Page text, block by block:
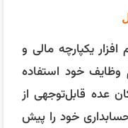
یکپارچه مالی و
خود استفاده
عده قابل‌توجهی از
خود را پیش